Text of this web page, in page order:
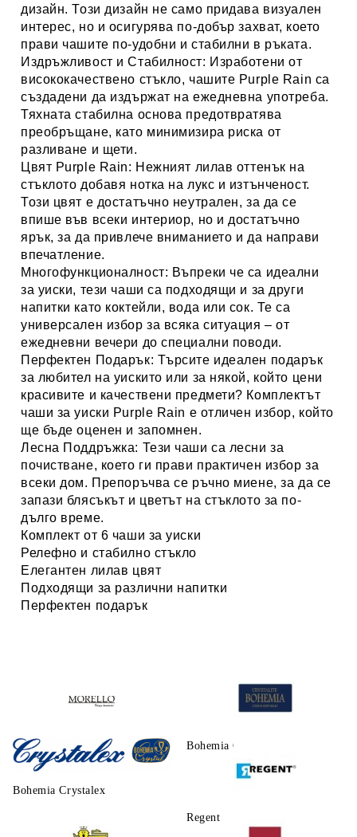
дизайн. Този дизайн не само придава визуален
интерес, но и осигурява по-добър захват, което
прави чашите по-удобни и стабилни в ръката.
Издръжливост и Стабилност: Изработени от
висококачествено стъкло, чашите Purple Rain са
създадени да издържат на ежедневна употреба.
Тяхната стабилна основа предотвратява
преобръщане, като минимизира риска от
разливане и щети.
Цвят Purple Rain: Нежният лилав оттенък на
стъклото добавя нотка на лукс и изтънченост.
Този цвят е достатъчно неутрален, за да се
впише във всеки интериор, но и достатъчно
ярък, за да привлече вниманието и да направи
впечатление.
Многофункционалност: Въпреки че са идеални
за уиски, тези чаши са подходящи и за други
напитки като коктейли, вода или сок. Те са
универсален избор за всяка ситуация – от
ежедневни вечери до специални поводи.
Перфектен Подарък: Търсите идеален подарък
за любител на уискито или за някой, който цени
красивите и качествени предмети? Комплектът
чаши за уиски Purple Rain е отличен избор, който
ще бъде оценен и запомнен.
Лесна Поддръжка: Тези чаши са лесни за
почистване, което ги прави практичен избор за
всеки дом. Препоръчва се ръчно миене, за да се
запази блясъкът и цветът на стъклото за по-
дълго време.
Комплект от 6 чаши за уиски
Релефно и стабилно стъкло
Елегантен лилав цвят
Подходящи за различни напитки
Перфектен подарък
Morello Bohemia Crystalite
Bohemia Crystalex
Regent